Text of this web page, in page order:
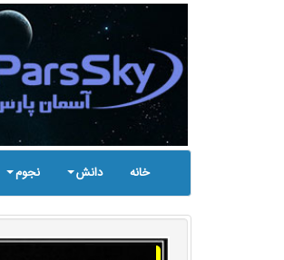
خانه دانش نجوم